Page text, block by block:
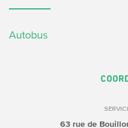
Autobus
63 rue de